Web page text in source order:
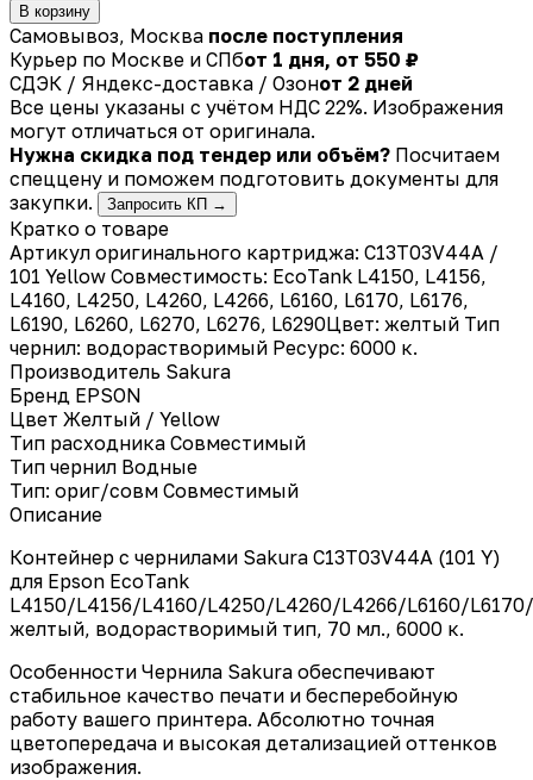
В корзину
Самовывоз, Москва после поступления
Курьер по Москве и СПбот 1 дня, от 550 ₽
СДЭК / Яндекс-доставка / Озонот 2 дней
Все цены указаны с учётом НДС 22%. Изображения
могут отличаться от оригинала.
Нужна скидка под тендер или объём? Посчитаем
спеццену и поможем подготовить документы для
закупки.
Запросить КП →
Кратко о товаре
Артикул оригинального картриджа: C13T03V44A /
101 Yellow Совместимость: EcoTank L4150, L4156,
L4160, L4250, L4260, L4266, L6160, L6170, L6176,
L6190, L6260, L6270, L6276, L6290Цвет: желтый Тип
чернил: водорастворимый Ресурс: 6000 к.
Производитель Sakura
Бренд EPSON
Цвет Желтый / Yellow
Тип расходника Совместимый
Тип чернил Водные
Тип: ориг/совм Совместимый
Описание
Контейнер с чернилами Sakura C13T03V44A (101 Y)
для Epson EcoTank
L4150/L4156/L4160/L4250/L4260/L4266/L6160/
желтый, водорастворимый тип, 70 мл., 6000 к.
Особенности Чернила Sakura обеспечивают
стабильное качество печати и бесперебойную
работу вашего принтера. Абсолютно точная
цветопередача и высокая детализацией оттенков
изображения.